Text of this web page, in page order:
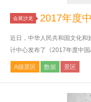
会展沙龙 2017年度
近日，中华人民共和国文化和
计中心发布了《2017年度中
A级景区 数据 景区